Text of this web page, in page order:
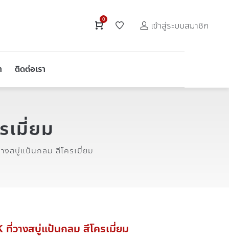
0
เข้าสู่ระบบสมาชิก
ติดต่อเรา
เมี่ยม
งสบู่แป้นกลม สีโครเมี่ยม
ที่วางสบู่แป้นกลม สีโครเมี่ยม